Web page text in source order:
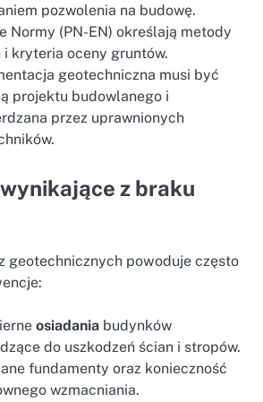
pozwolenia na budowę.
Normy (PN-EN) określają metody
i kryteria oceny gruntów.
geotechniczna musi być
projektu budowlanego i
przez uprawnionych
z braku
geotechnicznych powoduje często
osiadania budynków
do uszkodzeń ścian i stropów.
fundamenty oraz konieczność
wzmacniania.